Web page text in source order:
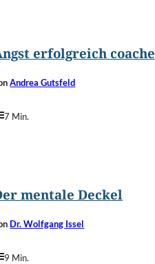
erfolgreich
Andrea Gutsfeld
7 Min.
mentale Deckel
Dr. Wolfgang Issel
9 Min.